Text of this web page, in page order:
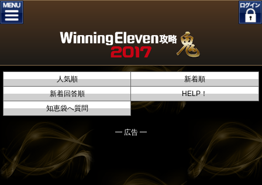
人気順
新着順
新着回答順
HELP！
知恵袋へ質問
━ 広告 ━